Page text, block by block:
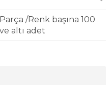
Parça /Renk başına 100
ve altı adet